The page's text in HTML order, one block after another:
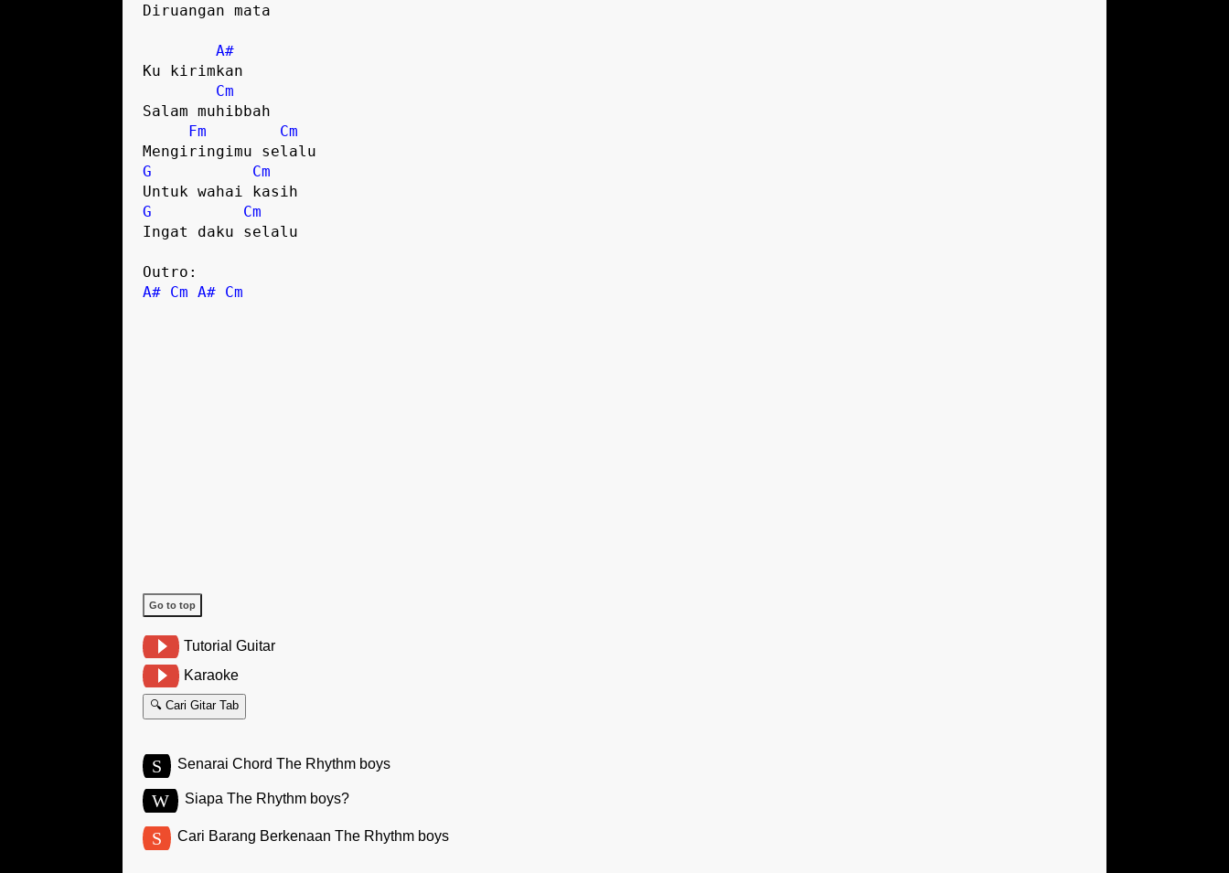
Diruangan mata
A#
Ku kirimkan
Cm
Salam muhibbah
Fm
Cm
G
Cm
G
Cm
Ingat daku selalu
A# Cm A# Cm
Go to top
Tutorial Guitar
Karaoke
🔍 Cari Gitar Tab
S Senarai Chord The Rhythm boys
W Siapa The Rhythm boys?
S Cari Barang Berkenaan The Rhythm boys